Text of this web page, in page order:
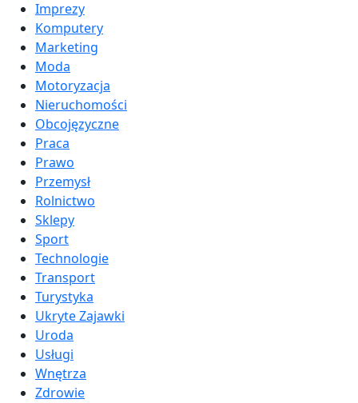
Imprezy
Komputery
Marketing
Moda
Motoryzacja
Nieruchomości
Obcojęzyczne
Praca
Prawo
Przemysł
Rolnictwo
Sklepy
Sport
Technologie
Transport
Turystyka
Ukryte Zajawki
Uroda
Usługi
Wnętrza
Zdrowie